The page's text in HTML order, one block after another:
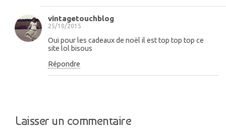
vintagetouchblog
25/10/2015
Oui pour les cadeaux de noël il est top top top ce
site lol bisous
Répondre
Laisser un commentaire